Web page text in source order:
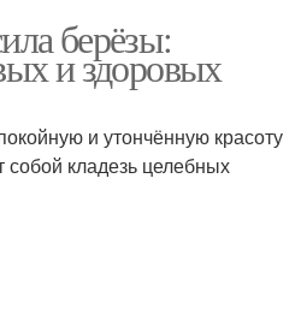
берёзы:
и здоровых
и утончённую красоту
собой кладезь целебных